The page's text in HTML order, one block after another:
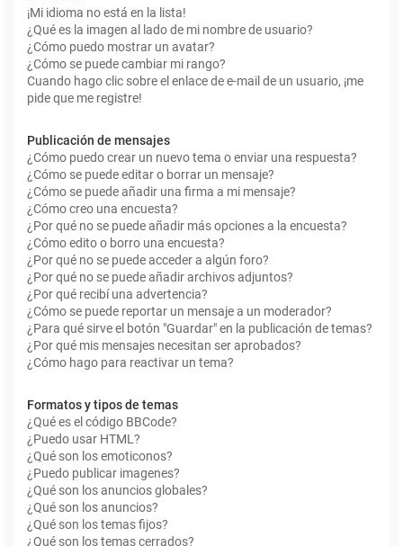
¡Mi idioma no está en la lista!
¿Qué es la imagen al lado de mi nombre de usuario?
¿Cómo puedo mostrar un avatar?
¿Cómo se puede cambiar mi rango?
Cuando hago clic sobre el enlace de e-mail de un usuario, ¡me
pide que me registre!
Publicación de mensajes
¿Cómo puedo crear un nuevo tema o enviar una respuesta?
¿Cómo se puede editar o borrar un mensaje?
¿Cómo se puede añadir una firma a mi mensaje?
¿Cómo creo una encuesta?
¿Por qué no se puede añadir más opciones a la encuesta?
¿Cómo edito o borro una encuesta?
¿Por qué no se puede acceder a algún foro?
¿Por qué no se puede añadir archivos adjuntos?
¿Por qué recibí una advertencia?
¿Cómo se puede reportar un mensaje a un moderador?
¿Para qué sirve el botón "Guardar" en la publicación de temas?
¿Por qué mis mensajes necesitan ser aprobados?
¿Cómo hago para reactivar un tema?
Formatos y tipos de temas
¿Qué es el código BBCode?
¿Puedo usar HTML?
¿Qué son los emoticonos?
¿Puedo publicar imagenes?
¿Qué son los anuncios globales?
¿Qué son los anuncios?
¿Qué son los temas fijos?
¿Qué son los temas cerrados?